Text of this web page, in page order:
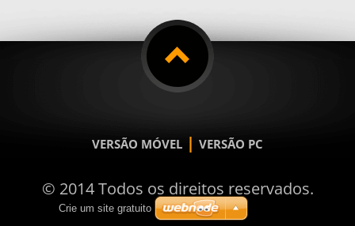
VERSÃO MÓVEL | VERSÃO PC
© 2014 Todos os direitos reservados.
Crie um site gratuito